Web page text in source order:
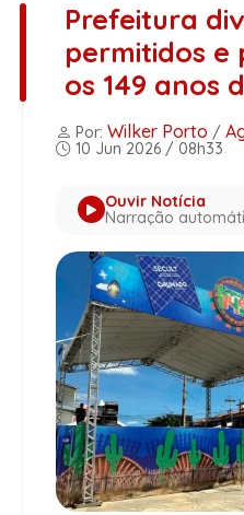
Prefeitura
permitidos e
os 149 anos
Por: Wilker Porto /
10 Jun 2026 / 08h33
Ouvir Notícia
Narração